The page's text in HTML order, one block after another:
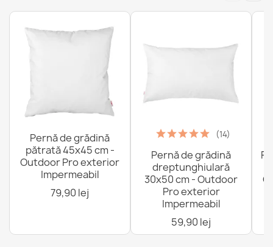
Pernă de grădină
pătrată 45x45 cm -
Outdoor Pro exterior
Impermeabil
79,90 lej
(14)
Pernă de grădină
dreptunghiulară
30x50 cm - Outdoor
Pro exterior
Impermeabil
59,90 lej